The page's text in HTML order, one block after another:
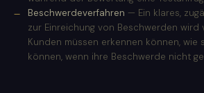
Beschwerdeverfahren — Ein klares,
zur Einreichung von Beschwerden wird
Kunden müssen erkennen können, wie
können, wenn ihre Beschwerde nicht